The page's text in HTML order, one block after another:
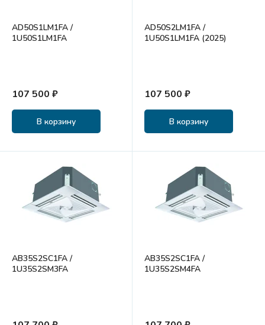
AD50S1LM1FA /
1U50S1LM1FA
107 500 ₽
В корзину
AD50S2LM1FA /
1U50S1LM1FA (2025)
107 500 ₽
В корзину
AB35S2SC1FA /
1U35S2SM3FA
AB35S2SC1FA /
1U35S2SM4FA